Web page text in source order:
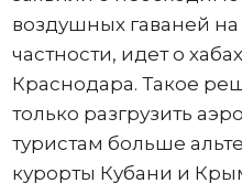
воздушных гаваней
частности, идет о
Краснодара. Такое
только разгрузить
туристам больше
курорты Кубани и